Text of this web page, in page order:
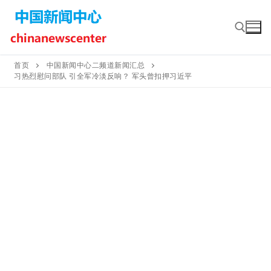
content
Search for:
首页
中国新闻中心二频道新闻汇总
习热烈慰问部队 引全军冷淡反响？ 军头曾扣押习近平